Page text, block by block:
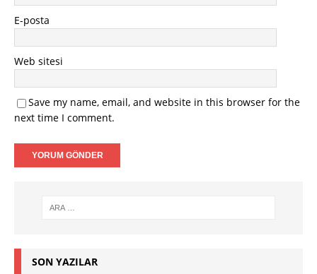
E-posta
Web sitesi
Save my name, email, and website in this browser for the
next time I comment.
SON YAZILAR